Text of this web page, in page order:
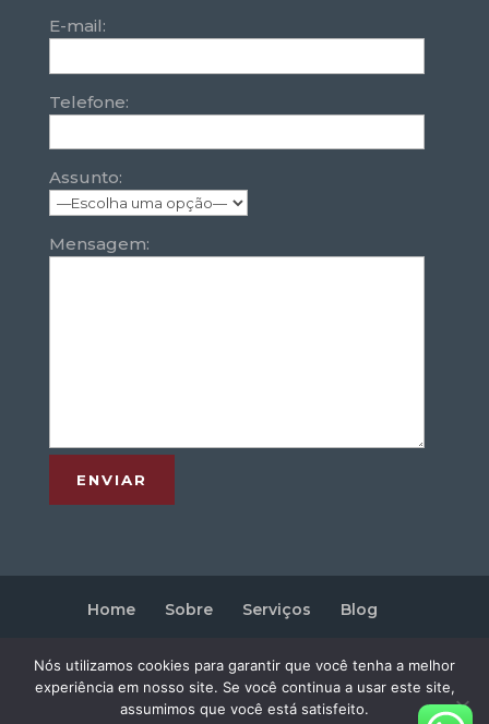
E-mail:
Telefone:
Assunto:
Mensagem:
Home Sobre Serviços
Blog
Copyright © 2019 Removip - Todos os
Nós utilizamos cookies para garantir que você tenha a melhor
experiência em nosso site. Se você continua a usar este site,
assumimos que você está satisfeito.